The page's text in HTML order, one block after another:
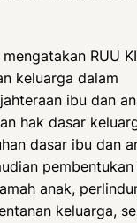
RUU
keluarga dalam
ibu dan
hak dasar
dasar ibu dan
anak,
keluarga,